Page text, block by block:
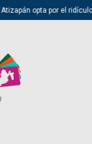
opta por el ridículo